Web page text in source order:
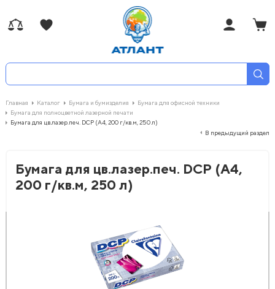
Главная Каталог Бумага и бумизделия
Бумага для офисной техники
Бумага для полноцветной лазерной печати
Бумага для цв.лазер.печ. DCP (А4, 200 г/кв.м, 250 л)
В предыдущий раздел
Бумага для цв.лазер.печ. DCP (А4,
200 г/кв.м, 250 л)